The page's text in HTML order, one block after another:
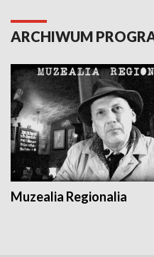
ARCHIWUM
Muzealia Regionalia